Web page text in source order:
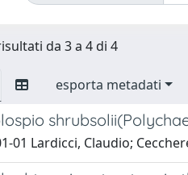
da 3 a 4 di 4
esporta metadati
01 Lardicci, Claudio;